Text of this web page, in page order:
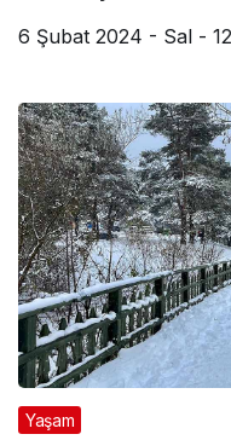
6 Şubat 2024 - Sal -
Yaşam